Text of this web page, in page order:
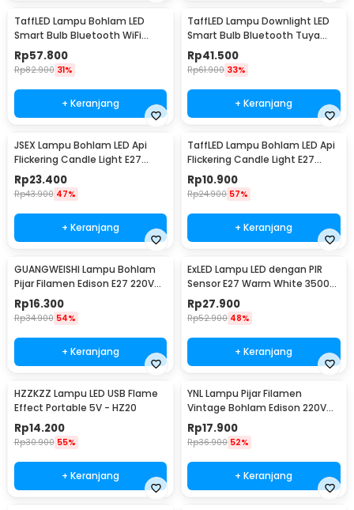
TaffLED Lampu Bohlam LED
Smart Bulb Bluetooth WiFi
RGBCW E27 220V 9W - A60
Rp57.800
Rp82.900 31%
+ Keranjang
TaffLED Lampu Downlight LED
Smart Bulb Bluetooth Tuya
10W RGBCW - A61
Rp41.500
Rp61.900 33%
+ Keranjang
JSEX Lampu Bohlam LED Api
Flickering Candle Light E27
Warm White 3W - CB3
Rp23.400
Rp43.900 47%
+ Keranjang
TaffLED Lampu Bohlam LED Api
Flickering Candle Light E27
Orange 3W - OM-BB-3W
Rp10.900
Rp24.900 57%
+ Keranjang
GUANGWEISHI Lampu Bohlam
Pijar Filamen Edison E27 220V
4W - ST64
Rp16.300
Rp34.900 54%
+ Keranjang
ExLED Lampu LED dengan PIR
Sensor E27 Warm White 3500K
12W - Ex01
Rp27.900
Rp52.900 48%
+ Keranjang
HZZKZZ Lampu LED USB Flame
Effect Portable 5V - HZ20
Rp14.200
Rp30.900 55%
+ Keranjang
YNL Lampu Pijar Filamen
Vintage Bohlam Edison 220V
40W - T45
Rp17.900
Rp36.900 52%
+ Keranjang